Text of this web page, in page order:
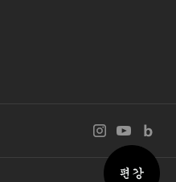
인스타그램 바로
유튜브 바로
블로그